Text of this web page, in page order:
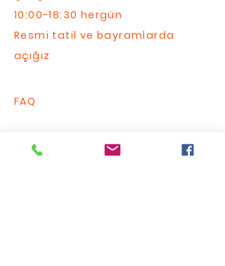
10:00-18:30 hergün
Resmi tatil ve bayramlarda
açığız
FAQ